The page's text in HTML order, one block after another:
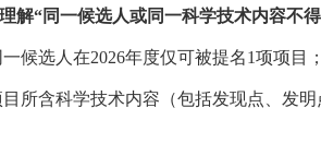
解“同一候选人或同一科学技术内容不
候选人在2026年度仅可被提名1项项目
所含科学技术内容（包括发现点、发